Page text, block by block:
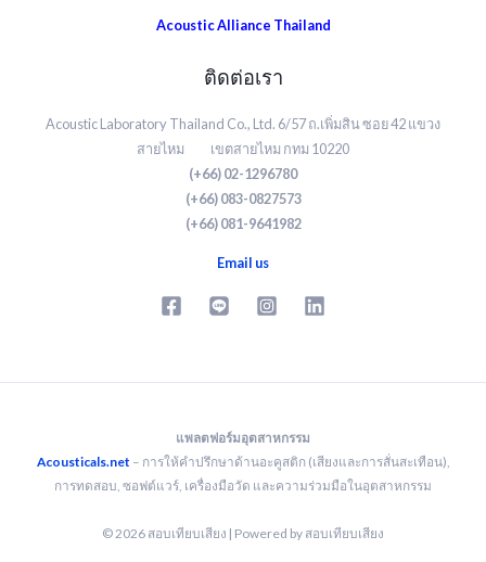
Acoustic Alliance Thailand
ติดต่อเรา
Acoustic Laboratory Thailand Co., Ltd. 6/57 ถ.เพิ่มสิน ซอย 42 แขวง
สายไหม เขตสายไหม กทม 10220
(+66) 02-1296780
(+66) 083-0827573
(+66) 081-9641982
Email us
แพลตฟอร์มอุตสาหกรรม
Acousticals.net – การให้คำปรึกษาด้านอะคูสติก (เสียงและการสั่นสะเทือน),
การทดสอบ, ซอฟต์แวร์, เครื่องมือวัด และความร่วมมือในอุตสาหกรรม
© 2026 สอบเทียบเสียง | Powered by สอบเทียบเสียง